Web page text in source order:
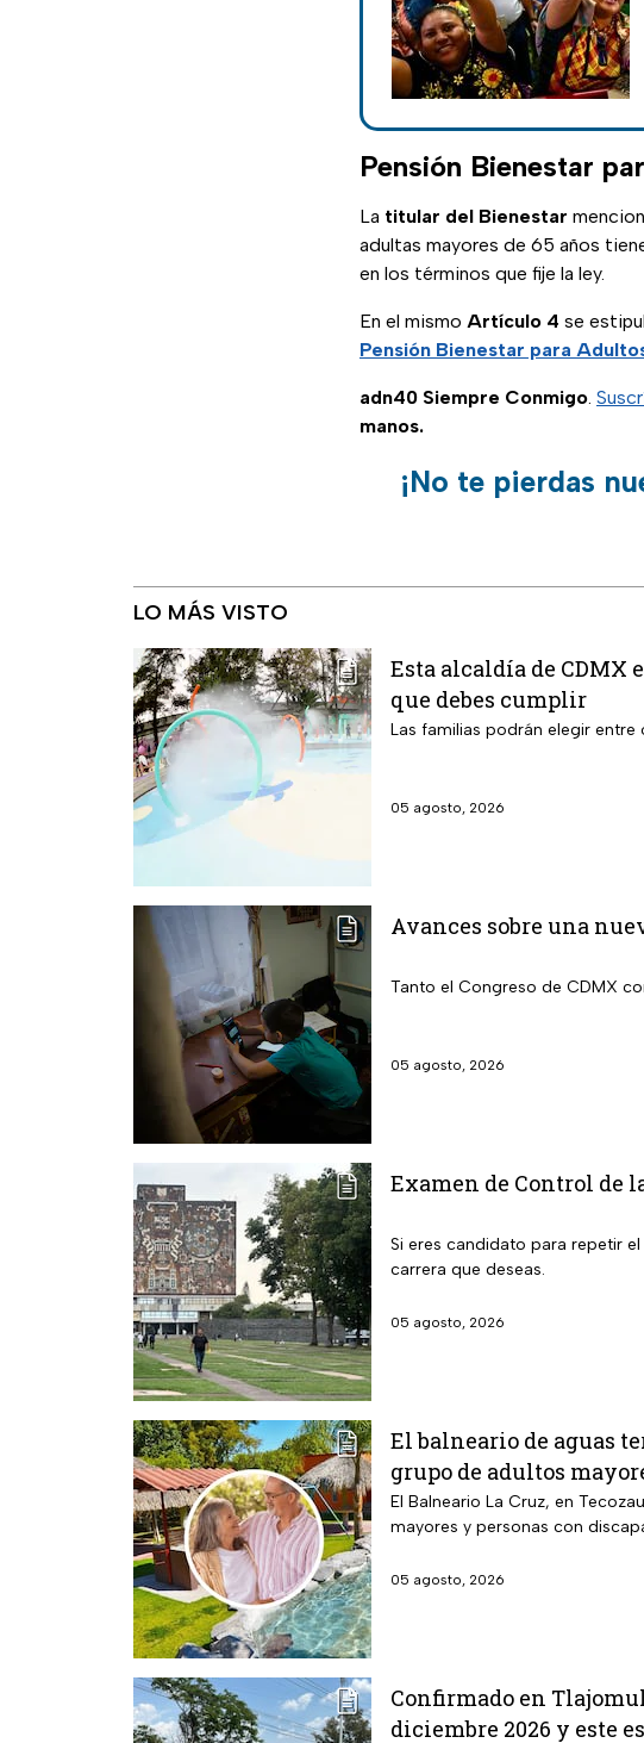
Pensión Bienestar
La titular del Bienestar
adultas mayores de 65 años
en los términos que fije la ley.
En el mismo Artículo 4 se
Pensión Bienestar para
adn40 Siempre Conmigo.
manos.
¡No te pierdas
LO MÁS VISTO
Esta alcaldía de CDMX
que debes cumplir
Las familias podrán elegir
05 agosto, 2026
Avances sobre una
Tanto el Congreso de CDMX
05 agosto, 2026
Examen de Control de
Si eres candidato para repetir
carrera que deseas.
05 agosto, 2026
El balneario de aguas
grupo de adultos
El Balneario La Cruz, en
mayores y personas con
05 agosto, 2026
Confirmado en
diciembre 2026 y este